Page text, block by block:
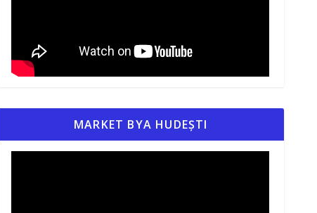
MARKET BYA HUDEȘTI